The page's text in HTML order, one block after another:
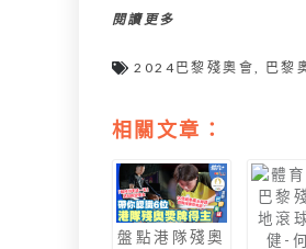
閱讀更多
2024巴黎殘奧會 巴黎
相關文章：
盤點港隊殘奧